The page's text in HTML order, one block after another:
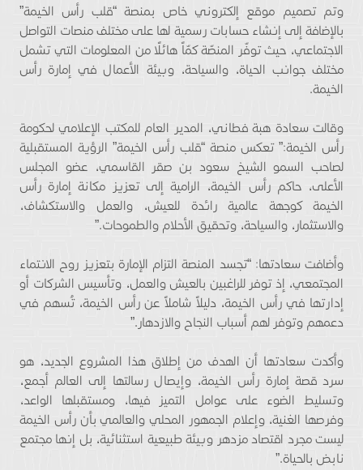
وتم تصميم موقع إلكتروني خاص بمنصة “قلب رأس الخيمة”
بالإضافة إلى إنشاء حسابات رسمية لها على مختلف منصات التواصل
الاجتماعي، حيث توفّر المنصّة كمّاً هائلًا من المعلومات التي تشمل
مختلف جوانب الحياة، والسياحة، وبيئة الأعمال في إمارة رأس
الخيمة.
وقالت سعادة هبة فطاني، المدير العام للمكتب الإعلامي لحكومة
رأس الخيمة:” تعكس منصة “قلب رأس الخيمة” الرؤية المستقبلية
لصاحب السمو الشيخ سعود بن صقر القاسمي، عضو المجلس
الأعلى، حاكم رأس الخيمة، الرامية إلى تعزيز مكانة إمارة رأس
الخيمة كوجهة عالمية رائدة للعيش، والعمل والاستكشاف،
والاستثمار، والسياحة، وتحقيق الأحلام والطموحات.”
وأضافت سعادتها: “تجسد المنصة التزام الإمارة بتعزيز روح الانتماء
المجتمعي، إذ توفر للراغبين بالعيش والعمل، وتأسيس الشركات أو
إدارتها في رأس الخيمة، دليلاً شاملاً عن رأس الخيمة، تُسهم في
دعمهم وتوفر لهم أسباب النجاح والازدهار.”
وأكدت سعادتها أن الهدف من إطلاق هذا المشروع الجديد، هو
سرد قصة إمارة رأس الخيمة، وإيصال رسالتها إلى العالم أجمع،
وتسليط الضوء على عوامل التميز فيها، ومستقبلها الواعد،
وفرصها الغنية، وإعلام الجمهور المحلي والعالمي بأن رأس الخيمة
ليست مجرد اقتصاد مزدهر وبيئة طبيعية استثنائية، بل إنها مجتمع
نابض بالحياة.”